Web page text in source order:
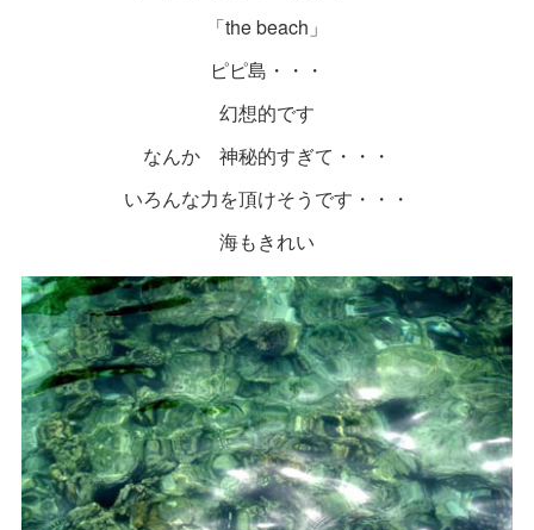
「the beach」
ピピ島・・・
幻想的です
なんか 神秘的すぎて・・・
いろんな力を頂けそうです・・・
海もきれい